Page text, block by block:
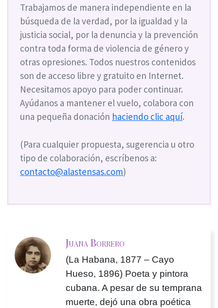
Trabajamos de manera independiente en la
búsqueda de la verdad, por la igualdad y la
justicia social, por la denuncia y la prevención
contra toda forma de violencia de género y
otras opresiones. Todos nuestros contenidos
son de acceso libre y gratuito en Internet.
Necesitamos apoyo para poder continuar.
Ayúdanos a mantener el vuelo, colabora con
una pequeña donación haciendo clic aquí.
(Para cualquier propuesta, sugerencia u otro
tipo de colaboración, escríbenos a:
contacto@alastensas.com)
Juana Borrero
(La Habana, 1877 – Cayo
Hueso, 1896) Poeta y pintora
cubana. A pesar de su temprana
muerte, dejó una obra poética